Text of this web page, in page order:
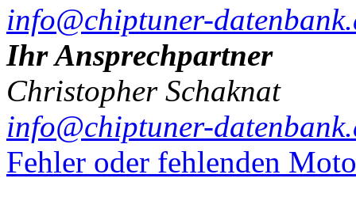
info@chiptuner-
Ihr Ansprechpartner
Christopher Schaknat
info@chiptuner-
Fehler oder fehlenden